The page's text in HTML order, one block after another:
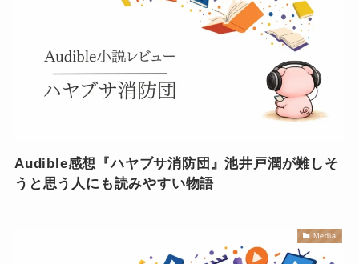
Audible感想『ハヤブサ消防団』池井戸潤が難しそ
うと思う人にも読みやすい物語
Media